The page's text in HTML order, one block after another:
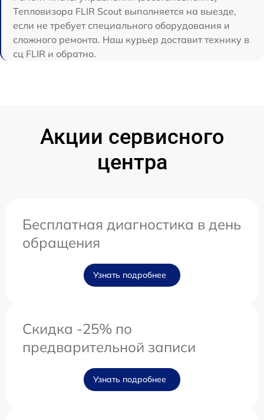
Тепловизора FLIR Scout выполняется на выезде,
если не требует специального оборудования и
сложного ремонта. Наш курьер доставит технику в
сц FLIR и обратно.
Акции сервисного
центра
Бесплатная диагностика в день
обращения
Узнать подробнее
Скидка -25% по
предварительной записи
Узнать подробнее